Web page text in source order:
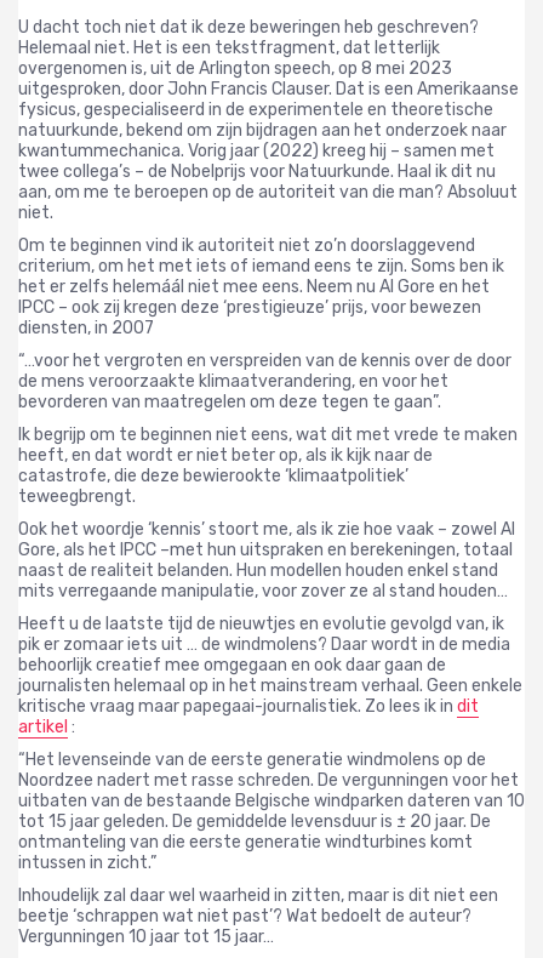
U dacht toch niet dat ik deze beweringen heb geschreven?
Helemaal niet. Het is een tekstfragment, dat letterlijk
overgenomen is, uit de Arlington speech, op 8 mei 2023
uitgesproken, door John Francis Clauser. Dat is een Amerikaanse
fysicus, gespecialiseerd in de experimentele en theoretische
natuurkunde, bekend om zijn bijdragen aan het onderzoek naar
kwantummechanica. Vorig jaar (2022) kreeg hij – samen met
twee collega’s – de Nobelprijs voor Natuurkunde. Haal ik dit nu
aan, om me te beroepen op de autoriteit van die man? Absoluut
niet.
Om te beginnen vind ik autoriteit niet zo’n doorslaggevend
criterium, om het met iets of iemand eens te zijn. Soms ben ik
het er zelfs helemáál niet mee eens. Neem nu Al Gore en het
IPCC – ook zij kregen deze ‘prestigieuze’ prijs, voor bewezen
diensten, in 2007
“…voor het vergroten en verspreiden van de kennis over de door
de mens veroorzaakte klimaatverandering, en voor het
bevorderen van maatregelen om deze tegen te gaan”.
Ik begrijp om te beginnen niet eens, wat dit met vrede te maken
heeft, en dat wordt er niet beter op, als ik kijk naar de
catastrofe, die deze bewierookte ‘klimaatpolitiek’
teweegbrengt.
Ook het woordje ‘kennis’ stoort me, als ik zie hoe vaak – zowel Al
Gore, als het IPCC –met hun uitspraken en berekeningen, totaal
naast de realiteit belanden. Hun modellen houden enkel stand
mits verregaande manipulatie, voor zover ze al stand houden…
Heeft u de laatste tijd de nieuwtjes en evolutie gevolgd van, ik
pik er zomaar iets uit … de windmolens? Daar wordt in de media
behoorlijk creatief mee omgegaan en ook daar gaan de
journalisten helemaal op in het mainstream verhaal. Geen enkele
kritische vraag maar papegaai-journalistiek. Zo lees ik in dit
artikel :
“Het levenseinde van de eerste generatie windmolens op de
Noordzee nadert met rasse schreden. De vergunningen voor het
uitbaten van de bestaande Belgische windparken dateren van 10
tot 15 jaar geleden. De gemiddelde levensduur is ± 20 jaar. De
ontmanteling van die eerste generatie windturbines komt
intussen in zicht.”
Inhoudelijk zal daar wel waarheid in zitten, maar is dit niet een
beetje ‘schrappen wat niet past’? Wat bedoelt de auteur?
Vergunningen 10 jaar tot 15 jaar…